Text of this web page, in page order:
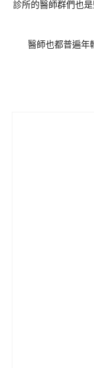
診所的醫師群們也
醫師也都普遍年